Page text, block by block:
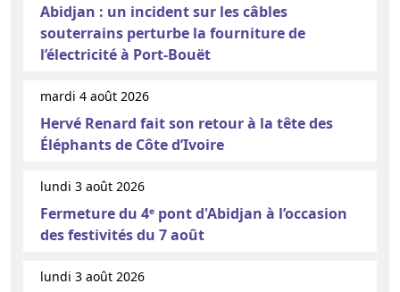
Abidjan : un incident sur les câbles
souterrains perturbe la fourniture de
l’électricité à Port-Bouët
mardi 4 août 2026
Hervé Renard fait son retour à la tête des
Éléphants de Côte d’Ivoire
lundi 3 août 2026
Fermeture du 4ᵉ pont d'Abidjan à l’occasion
des festivités du 7 août
lundi 3 août 2026